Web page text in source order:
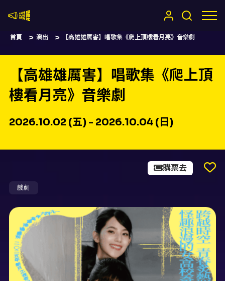
首頁 演出 【高雄雄厲害】唱歌集《爬上頂樓看月亮》音樂劇
【高雄雄厲害】唱歌集《爬上頂
樓看月亮》音樂劇
2026.10.02 (五) - 2026.10.04 (日)
戲劇
購票去